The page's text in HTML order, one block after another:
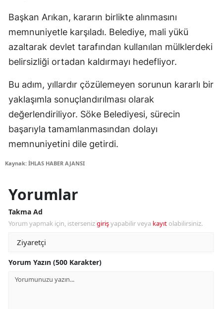
Başkan Arıkan, kararın birlikte alınmasını
memnuniyetle karşıladı. Belediye, mali yükü
azaltarak devlet tarafından kullanılan mülklerdeki
belirsizliği ortadan kaldırmayı hedefliyor.
Bu adım, yıllardır çözülemeyen sorunun kararlı bir
yaklaşımla sonuçlandırılması olarak
değerlendiriliyor. Söke Belediyesi, sürecin
başarıyla tamamlanmasından dolayı
memnuniyetini dile getirdi.
Kaynak: İHLAS HABER AJANSI
Yorumlar
Takma Ad
Yorum yapmak için, istersenizgirişyapabilir veya kayıt olabilirsiniz.
Yorum Yazın (500 Karakter)